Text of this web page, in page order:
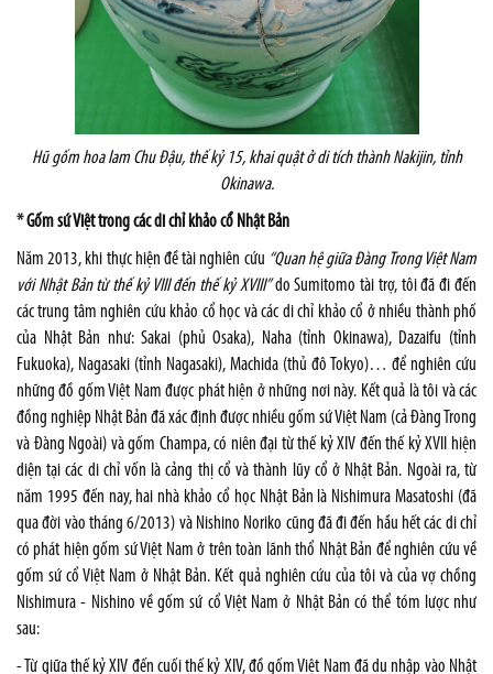
Hũ gốm hoa lam Chu Đậu, thế kỷ 15, khai quật ở di tích thành Nakijin, tỉnh
Okinawa.
* Gốm sứ Việt trong các di chỉ khảo cổ Nhật Bản
Năm 2013, khi thực hiện đề tài nghiên cứu “Quan hệ giữa Đàng Trong Việt Nam
với Nhật Bản từ thế kỷ VIII đến thế kỷ XVIII”do Sumitomo tài trợ, tôi đã đi đến
các trung tâm nghiên cứu khảo cổ học và các di chỉ khảo cổ ở nhiều thành phố
của Nhật Bản như: Sakai (phủ Osaka), Naha (tỉnh Okinawa), Dazaifu (tỉnh
Fukuoka), Nagasaki (tỉnh Nagasaki), Machida (thủ đô Tokyo)… để nghiên cứu
những đồ gốm Việt Nam được phát hiện ở những nơi này. Kết quả là tôi và các
đồng nghiệp Nhật Bản đã xác định được nhiều gốm sứ Việt Nam (cả Đàng Trong
và Đàng Ngoài) và gốm Champa, có niên đại từ thế kỷ XIV đến thế kỷ XVII hiện
diện tại các di chỉ vốn là cảng thị cổ và thành lũy cổ ở Nhật Bản. Ngoài ra, từ
năm 1995 đến nay, hai nhà khảo cổ học Nhật Bản là Nishimura Masatoshi (đã
qua đời vào tháng 6/2013) và Nishino Noriko cũng đã đi đến hầu hết các di chỉ
có phát hiện gốm sứ Việt Nam ở trên toàn lãnh thổ Nhật Bản để nghiên cứu về
gốm sứ cổ Việt Nam ở Nhật Bản. Kết quả nghiên cứu của tôi và của vợ chồng
Nishimura - Nishino về gốm sứ cổ Việt Nam ở Nhật Bản có thể tóm lược như
sau:
- Từ giữa thế kỷ XIV đến cuối thế kỷ XIV, đồ gốm Việt Nam đã du nhập vào Nhật